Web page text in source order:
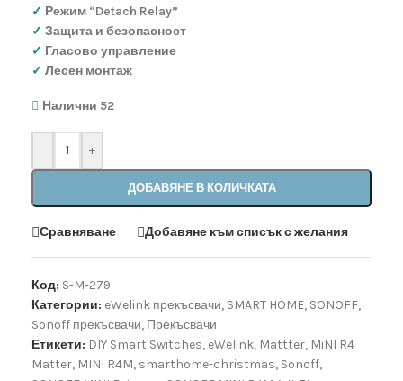
✓ Режим “Detach Relay”
✓ Защита и безопасност
✓ Гласово управление
✓ Лесен монтаж
Налични 52
- +
ДОБАВЯНЕ В КОЛИЧКАТА
Сравняване Добавяне към списък с желания
Код: S-M-279
Категории: eWelink прекъсвачи, SMART HOME, SONOFF,
Sonoff прекъсвачи, Прекъсвачи
Етикети: DIY Smart Switches, eWelink, Mattter, MiNI R4
Matter, MINI R4M, smarthome-christmas, Sonoff,